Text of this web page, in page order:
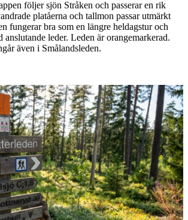
följer sjön Stråken och passerar en rik
platåerna och tallmon passar utmärkt
fungerar bra som en längre heldagstur och
anslutande leder. Leden är orangemarkerad.
även i Smålandsleden.